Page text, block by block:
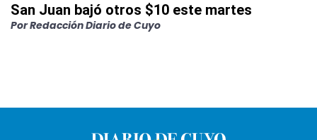
San Juan bajó otros $10 este martes
PorRedacción Diario de Cuyo